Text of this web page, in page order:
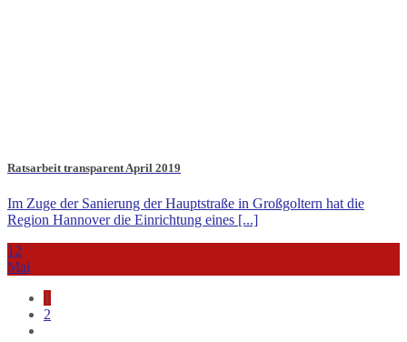
Ratsarbeit transparent April 2019
Im Zuge der Sanierung der Hauptstraße in Großgoltern hat die
Region Hannover die Einrichtung eines [...]
12
Mai
1
2